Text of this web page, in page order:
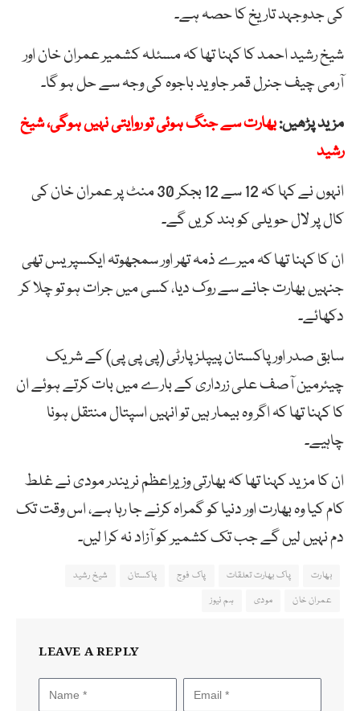
کی جدوجہد تاریخ کا حصہ ہے۔
شیخ رشید احمد کا کہنا تھا کہ مسئلہ کشمیر عمران خان اور
آرمی چیف جنرل قمر جاوید باجوہ کی وجہ سے حل ہو گا۔
مزید پڑھیں:بھارت سے جنگ ہوئی تو روایتی نہیں ہوگی، شیخ
رشید
انہوں نے کہا کہ 12 سے 12 بجکر 30 منٹ پر عمران خان کی
کال پر لال حویلی کو بند کریں گے۔
ان کا کہنا تھا کہ میرے ذمہ تھر اور سمجھوتہ ایکسپریس تھی
جنہیں بھارت جانے سے روک دیا، کسی میں جرات ہو تو چلا کر
دکھائے۔
سابق صدر اور پاکستان پیپلز پارٹی (پی پی پی) کے شریک
چیئرمین آصف علی زرداری کے بارے میں بات کرتے ہوئے ان
کا کہنا تھا کہ اگر وہ بیمار ہیں تو انہیں اسپتال منتقل ہونا
چاہیے۔
ان کا مزید کہنا تھا کہ بھارتی وزیراعظم نریندر مودی نے غلط
کام کیا وہ بھارت اور دنیا کو گمراہ کرنے جا رہا ہے، اس وقت تک
دم نہیں لیں گے جب تک کشمیر کو آزاد نہ کرا لیں۔
بھارت پاک بھارت تعلقات پاک فوج پاکستان
شیخ رشید
عمران خان
مودی ہم نیوز
LEAVE A REPLY